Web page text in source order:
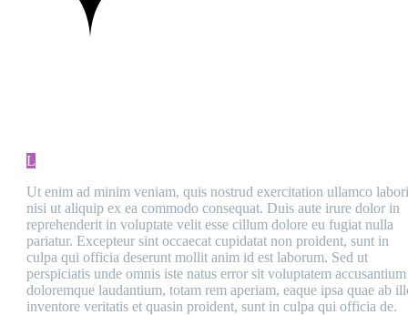
L
Ut enim ad minim veniam, quis nostrud exercitation ullamco
nisi ut aliquip ex ea commodo consequat. Duis aute irure dolor in
reprehenderit in voluptate velit esse cillum dolore eu fugiat nulla
pariatur. Excepteur sint occaecat cupidatat non proident, sunt in
culpa qui officia deserunt mollit anim id est laborum. Sed ut
perspiciatis unde omnis iste natus error sit voluptatem accusantium
doloremque laudantium, totam rem aperiam, eaque ipsa quae ab
inventore veritatis et quasin proident, sunt in culpa qui officia de.